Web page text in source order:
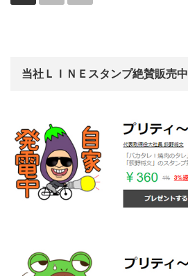
当社ＬＩＮＥスタンプ絶賛販売中